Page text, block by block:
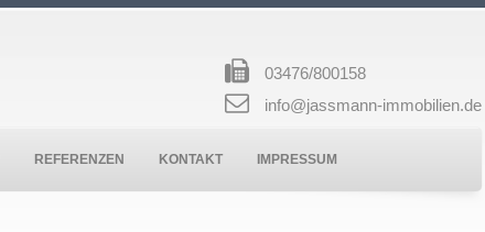
03476/800158
info@jassmann-immobilien.de
REFERENZEN KONTAKT IMPRESSUM